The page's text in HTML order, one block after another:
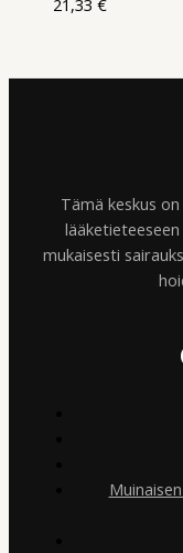
Tämä keskus
mukaisesti